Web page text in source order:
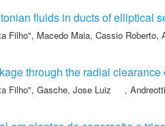
fluids in ducts of elliptical
Filho", Macedo Maia, Cassio Roberto,
through the radial
Filho", Gasche, Jose Luiz ,